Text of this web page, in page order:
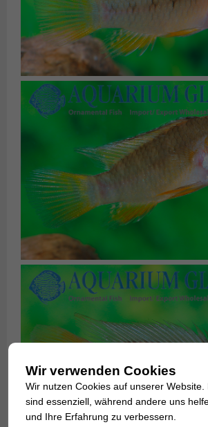
Wir verwenden Cookies
Wir nutzen Cookies auf unserer Website.
sind essenziell, während andere uns
und Ihre Erfahrung zu verbessern.